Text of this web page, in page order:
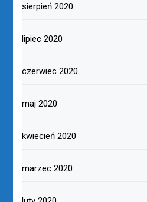
sierpień 2020
lipiec 2020
czerwiec 2020
maj 2020
kwiecień 2020
marzec 2020